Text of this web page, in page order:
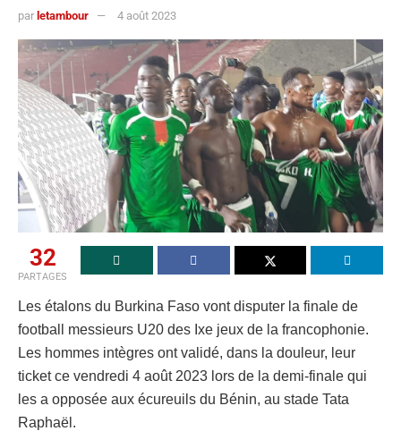
par letambour 4 août 2023
32
PARTAGES
Les étalons du Burkina Faso vont disputer la finale de
football messieurs U20 des Ixe jeux de la francophonie.
Les hommes intègres ont validé, dans la douleur, leur
ticket ce vendredi 4 août 2023 lors de la demi-finale qui
les a opposée aux écureuils du Bénin, au stade Tata
Raphaël.